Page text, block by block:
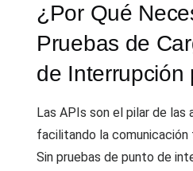
¿Por Qué
Pruebas de
de Interrupción
Las APIs son el pilar de las
facilitando la comunicación
Sin pruebas de punto de